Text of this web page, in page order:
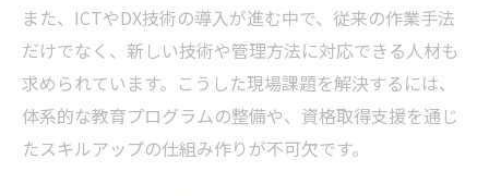
土木分野でとった方がいい資格とは何か
建設業人材育成課題と資格戦略の関係性
企業による土木資格支援制度の最新動向
土木業界における人材不足の実態と対策
また、ICTやDX技術の導入が進む中で、従来の作業手法
だけでなく、新しい技術や管理方法に対応できる人材も
求められています。こうした現場課題を解決するには、
体系的な教育プログラムの整備や、資格取得支援を通じ
たスキルアップの仕組み作りが不可欠です。